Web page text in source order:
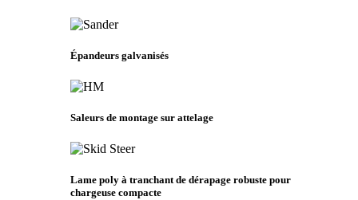
Épandeurs galvanisés
Saleurs de montage sur attelage
Lame poly à tranchant de dérapage robuste pour
chargeuse compacte